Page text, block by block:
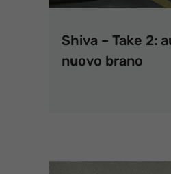
Shiva – Take 2:
nuovo brano